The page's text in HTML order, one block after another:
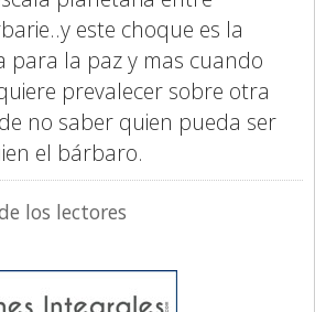
este choque es la
para la paz y mas cuando
prevalecer sobre otra
no saber quien pueda ser
el bárbaro.
los lectores